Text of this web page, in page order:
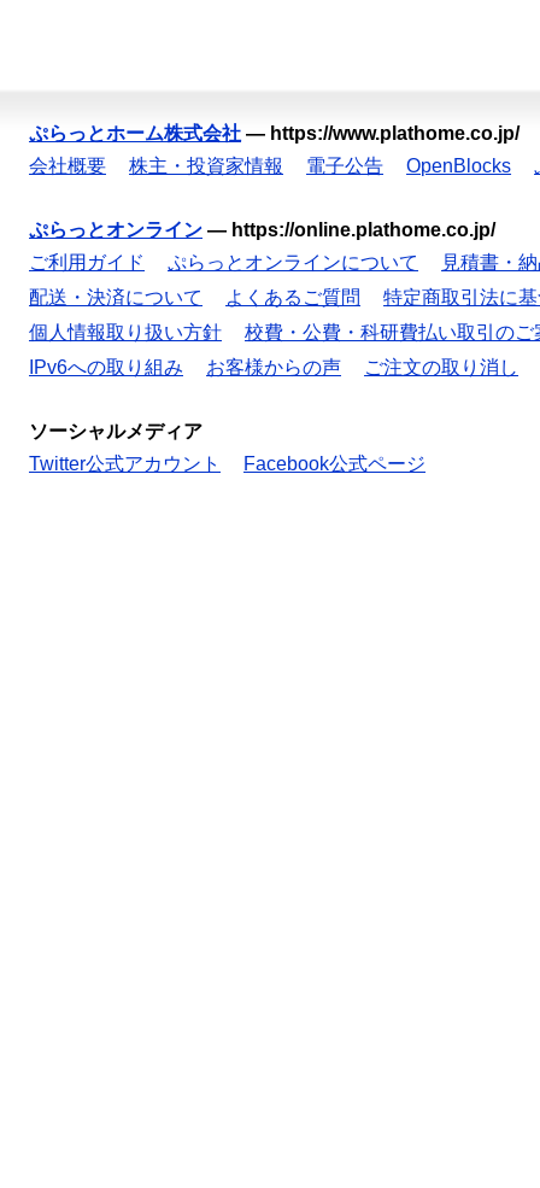
ぷらっとホーム株式会社 — https://www.plathome.co.jp/
会社概要
株主・投資家情報 電子公告 OpenBlocks
ぷらっとオンライン — https://online.plathome.co.jp/
ご利用ガイド
ぷらっとオンラインについて
見積書・
配送・決済について
よくあるご質問
特定商取引法に
個人情報取り扱い方針
校費・公費・科研費払い取引のご
IPv6への取り組み
お客様からの声 ご注文の取り消し
ソーシャルメディア
Twitter公式アカウント
Facebook公式ページ